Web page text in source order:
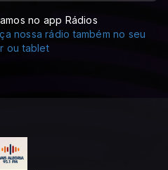
no app Rádios